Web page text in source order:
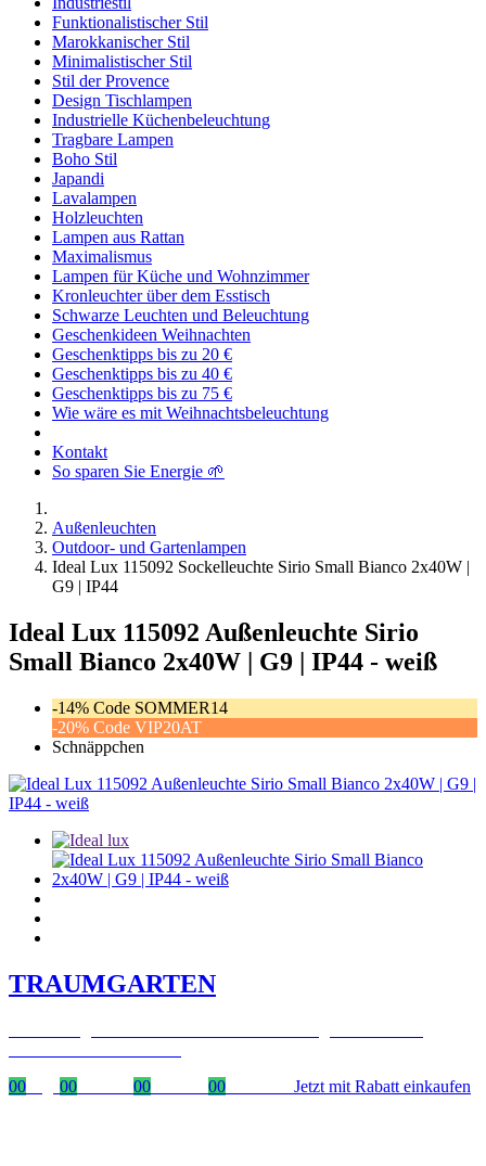
Funktionalistischer Stil
Marokkanischer Stil
Minimalistischer Stil
Stil der Provence
Design Tischlampen
Industrielle Küchenbeleuchtung
Tragbare Lampen
Boho Stil
Japandi
Lavalampen
Holzleuchten
Lampen aus Rattan
Maximalismus
Lampen für Küche und Wohnzimmer
Kronleuchter über dem Esstisch
Schwarze Leuchten und Beleuchtung
Geschenkideen Weihnachten
Geschenktipps bis zu 20 €
Geschenktipps bis zu 40 €
Geschenktipps bis zu 75 €
Wie wäre es mit Weihnachtsbeleuchtung
Kontakt
So sparen Sie Energie 🌱
Außenleuchten
Outdoor- und Gartenlampen
Ideal Lux 115092 Sockelleuchte Sirio Small Bianco 2x40W |
G9 | IP44
Ideal Lux 115092 Außenleuchte Sirio
Small Bianco 2x40W | G9 | IP44 - weiß
-14% Code SOMMER14
-20% Code VIP20AT
Schnäppchen
TRAUMGARTEN
00
00 00 00 Jetzt mit Rabatt einkaufen